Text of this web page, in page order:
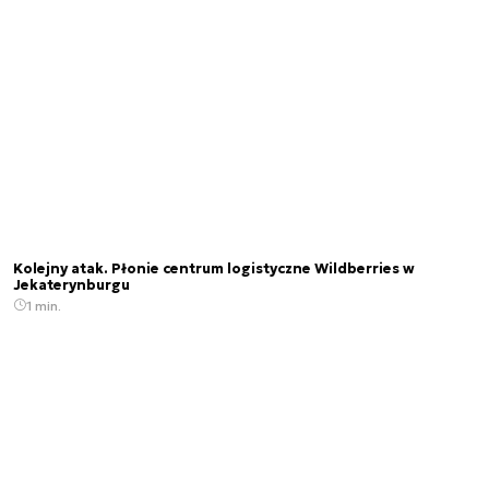
Kolejny atak. Płonie centrum logistyczne Wildberries w
Jekaterynburgu
1 min.